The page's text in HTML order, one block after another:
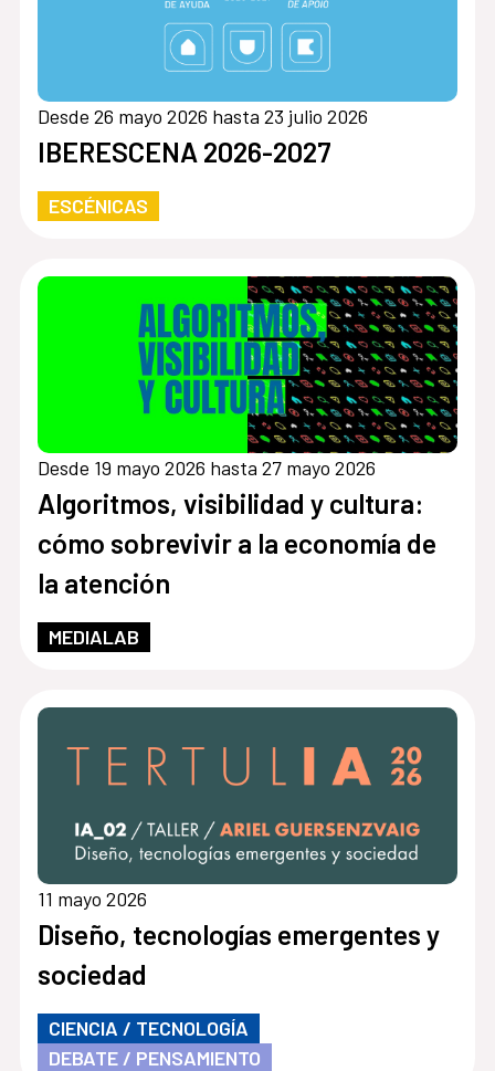
Desde 26 mayo 2026 hasta 23 julio 2026
IBERESCENA 2026-2027
ESCÉNICAS
Desde 19 mayo 2026 hasta 27 mayo 2026
Algoritmos, visibilidad y cultura:
cómo sobrevivir a la economía de
la atención
MEDIALAB
11 mayo 2026
Diseño, tecnologías emergentes y
sociedad
CIENCIA / TECNOLOGÍA
DEBATE / PENSAMIENTO